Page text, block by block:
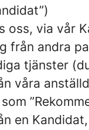
oss, via vår
från andra
tjänster
våra
en